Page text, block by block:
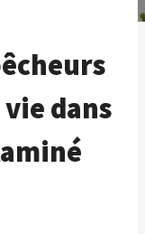
dans